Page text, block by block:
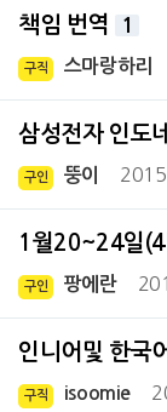
책임 번역 1
구직 스마랑하리
삼성전자 인도
구인 뚱이
1월20~24일(4
구인 팡에란
인니어및 한국
구직 isoomie